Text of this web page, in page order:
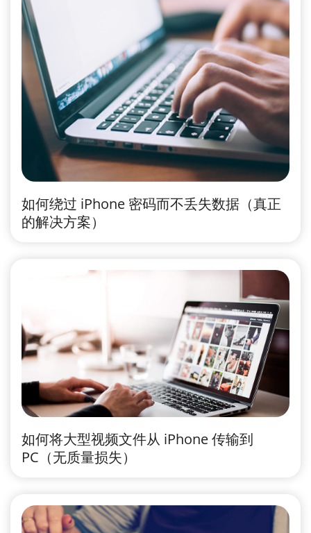
如何绕过 iPhone 密码而不丢失数据（真正
的解决方案）
如何将大型视频文件从 iPhone 传输到
PC（无质量损失）